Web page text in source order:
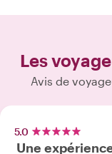
Les
Avis de
5.0
Une